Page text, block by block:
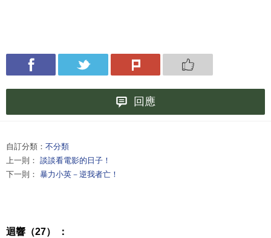
回應
自訂分類： 不分類
上一則： 談談看電影的日子！
下一則： 暴力小英－逆我者亡！
迴響（27） ：